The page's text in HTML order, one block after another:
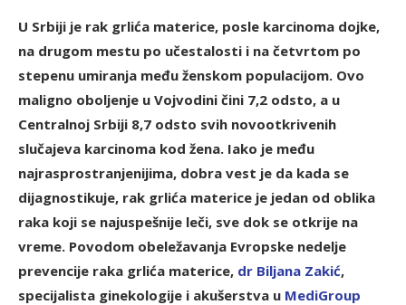
U Srbiji je rak grlića materice, posle karcinoma dojke,
na drugom mestu po učestalosti i na četvrtom po
stepenu umiranja među ženskom populacijom. Ovo
maligno oboljenje u Vojvodini čini 7,2 odsto, a u
Centralnoj Srbiji 8,7 odsto svih novootkrivenih
slučajeva karcinoma kod žena. Iako je među
najrasprostranjenijima, dobra vest je da kada se
dijagnostikuje, rak grlića materice je jedan od oblika
raka koji se najuspešnije leči, sve dok se otkrije na
vreme. Povodom obeležavanja Evropske nedelje
prevencije raka grlića materice, dr Biljana Zakić,
specijalista ginekologije i akušerstva u MediGroup